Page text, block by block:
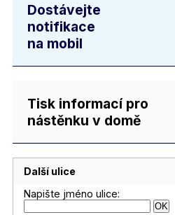
Dostávejte
notifikace
na mobil
Tisk informací pro
nástěnku v domě
Další ulice
Napište jméno ulice: